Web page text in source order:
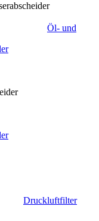
Öl- und
Druckluftfilter